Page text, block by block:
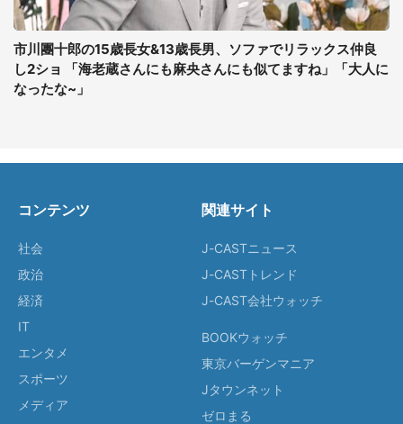
市川團十郎の15歳長女&13歳長男、ソファでリラックス仲良
し2ショ 「海老蔵さんにも麻央さんにも似てますね」「大人に
なったな~」
コンテンツ
社会
政治
経済
IT
エンタメ
スポーツ
メディア
関連サイト
J-CASTニュース
J-CASTトレンド
J-CAST会社ウォッチ
BOOKウォッチ
東京バーゲンマニア
Jタウンネット
ゼロまる